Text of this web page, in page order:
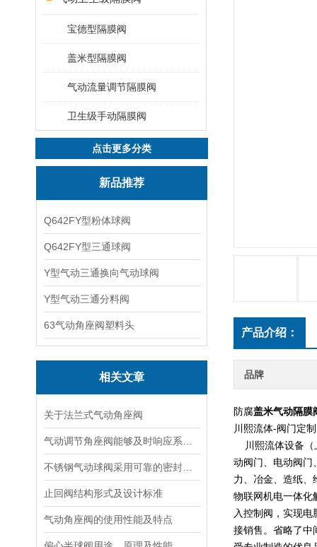
宝德型隔膜阀
盖米型隔膜阀
气动流量调节隔膜阀
卫生级手动隔膜阀
点击更多分类
新品推荐
Q642FY型粉体球阀
Q642FY型三通球阀
Y型气动三通换向气动球阀
Y型气动三通分料阀
63气动角座阀塑料头
相关文章
关于法兰式气动角座阀
止回阀结构形式及设计标准
气动角座阀的使用性能及特点
产品介绍：
品牌
防腐盖米气动隔膜
川熙流体-阀门定
川熙流体设备（
动阀门、电动阀门
力、冶金、造纸、
物联网机电一体化
入控制阀，实现
接销售。省略了中